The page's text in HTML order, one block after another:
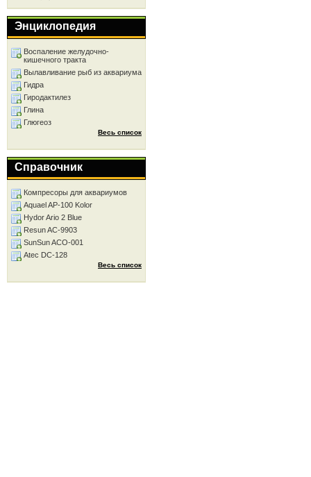
Энциклопедия
Воспаление желудочно-
кишечного тракта
Вылавливание рыб из аквариума
Гидра
Гиродактилез
Глина
Глюгеоз
Весь список
Справочник
Компресоры для аквариумов
Aquael AP-100 Kolor
Hydor Ario 2 Blue
Resun AC-9903
SunSun ACO-001
Atec DC-128
Весь список